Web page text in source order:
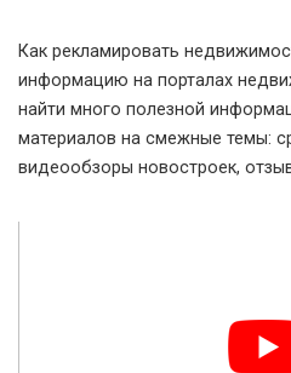
Как рекламировать
информацию на порталах
найти много полезной
материалов на смежные темы:
видеообзоры новостроек,